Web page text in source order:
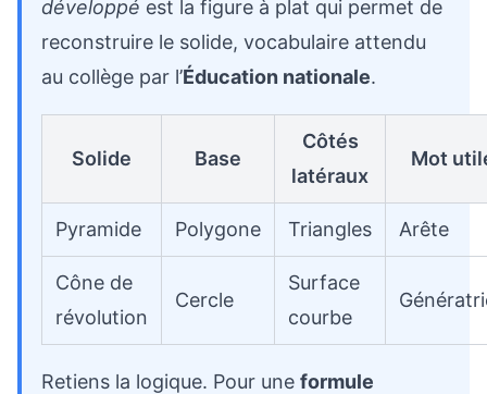
développé est la figure à plat qui permet de
reconstruire le solide, vocabulaire attendu
au collège par l’Éducation nationale.
Solide Base
Côtés
latéraux
Mot
Pyramide Polygone Triangles Arête
Cône de
révolution
Cercle
Surface
courbe
Retiens la logique. Pour une formule